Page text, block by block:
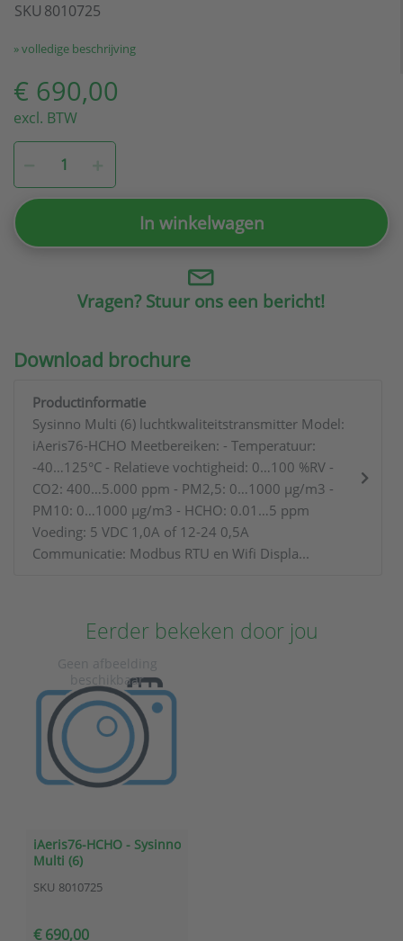
SKU 8010725
» volledige beschrijving
€ 690,00
excl. BTW
In winkelwagen
Vragen? Stuur ons een bericht!
Download brochure
Productinformatie
Sysinno Multi (6) luchtkwaliteitstransmitter Model:
iAeris76-HCHO Meetbereiken: - Temperatuur:
-40…125°C - Relatieve vochtigheid: 0…100 %RV -
CO2: 400…5.000 ppm - PM2,5: 0…1000 µg/m3 -
PM10: 0…1000 µg/m3 - HCHO: 0.01…5 ppm
Voeding: 5 VDC 1,0A of 12-24 0,5A
Communicatie: Modbus RTU en Wifi Displa...
Eerder bekeken door jou
iAeris76-HCHO - Sysinno
Multi (6)
SKU 8010725
€ 690,00